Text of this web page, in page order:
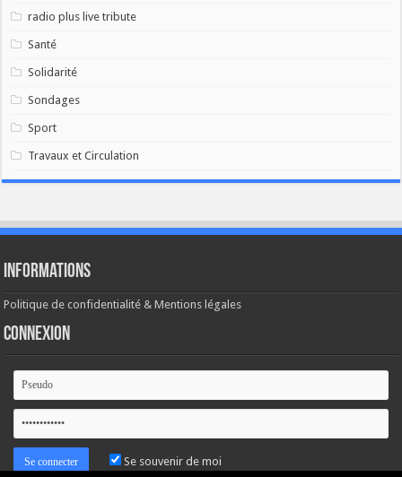
radio plus live tribute
Santé
Solidarité
Sondages
Sport
Travaux et Circulation
Informations
Politique de confidentialité & Mentions légales
Connexion
Se souvenir de moi